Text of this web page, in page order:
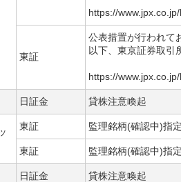
https://
東証
公表措置が行われて
以下、東京証券取引
https://
日証金 貸株注意喚起
東証 監理銘柄(確認中)指
東証 監理銘柄(確認中)指
日証金 貸株注意喚起